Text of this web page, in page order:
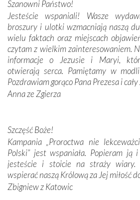
budowniczych.
Podążyliśmy też śladami
dos Santos oraz świętych
Modliliśmy się przy ich grobach.
Krzyżową w ich rodzinnych
domy, w których żyli.
W miejscu objawień Matki Bożej
Podczas tej kilkudniowej
spotykaliśmy się z
Portugalczyków. Podziwialiśmy
zwyczaje. Mimo że nasze kraje
oddalone, w żaden sposób nie
Sprawiła to oczywiście sama
kulturowa bliskość biorąca swój
Szanowni Państwo!
Jesteście wspaniali! Wasze
broszury i ulotki wzmacniają naszą
wielu faktach oraz miejscach
czytam z wielkim zainteresowaniem.
informacje o Jezusie i Maryi,
otwierają serca. Pamiętamy w
Pozdrawiam gorąco Pana Prezesa i
Anna ze Zgierza
Szczęść Boże!
Kampania „Proroctwa nie
Polski” jest wspaniała. Popieram ją
jesteście i stoicie na straży wiary.
wspierać naszą Królową za Jej miłość
Zbigniew z Katowic